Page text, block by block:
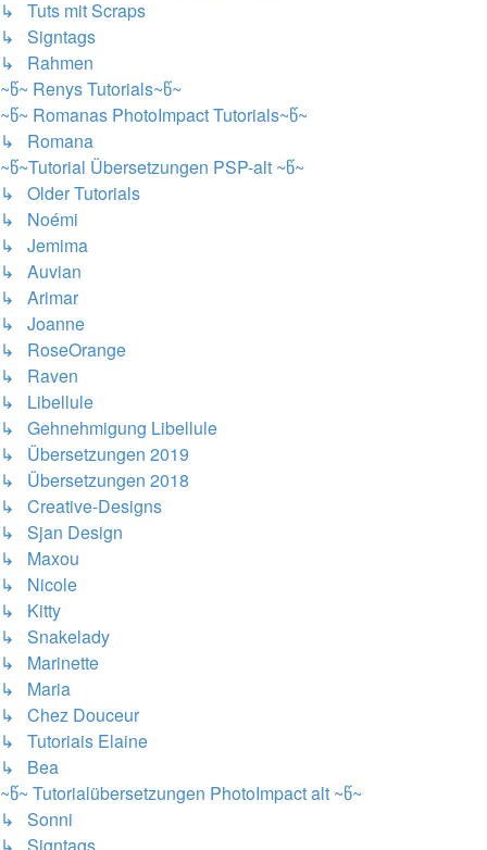
↳ Tuts mit Scraps
↳ Signtags
↳ Rahmen
~წ~ Renys Tutorials~წ~
~წ~ Romanas PhotoImpact Tutorials~წ~
↳ Romana
~წ~Tutorial Übersetzungen PSP-alt ~წ~
↳ Older Tutorials
↳ Noémi
↳ Jemima
↳ Auvian
↳ Arimar
↳ Joanne
↳ RoseOrange
↳ Raven
↳ Libellule
↳ Gehnehmigung Libellule
↳ Übersetzungen 2019
↳ Übersetzungen 2018
↳ Creative-Designs
↳ Sjan Design
↳ Maxou
↳ Nicole
↳ Kitty
↳ Snakelady
↳ Marinette
↳ Maria
↳ Chez Douceur
↳ Tutoriais Elaine
↳ Bea
~წ~ Tutorialübersetzungen PhotoImpact alt ~წ~
↳ Sonni